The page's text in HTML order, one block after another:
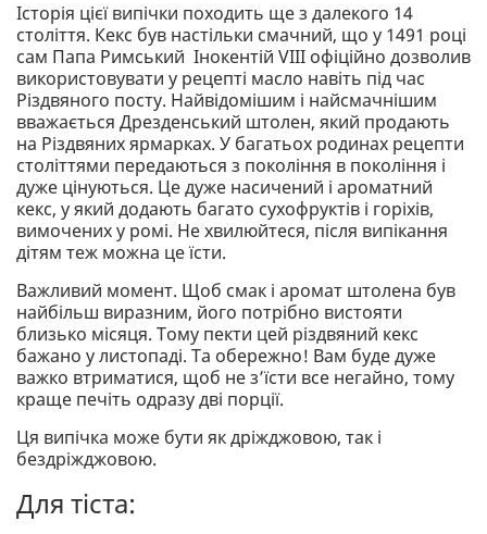
Історія цієї випічки походить ще з далекого 14
століття. Кекс був настільки смачний, що у 1491 році
сам Папа Римський Інокентій VIII офіційно дозволив
використовувати у рецепті масло навіть під час
Різдвяного посту. Найвідомішим і найсмачнішим
вважається Дрезденський штолен, який продають
на Різдвяних ярмарках. У багатьох родинах рецепти
століттями передаються з покоління в покоління і
дуже цінуються. Це дуже насичений і ароматний
кекс, у який додають багато сухофруктів і горіхів,
вимочених у ромі. Не хвилюйтеся, після випікання
дітям теж можна це їсти.
Важливий момент. Щоб смак і аромат штолена був
найбільш виразним, його потрібно вистояти
близько місяця. Тому пекти цей різдвяний кекс
бажано у листопаді. Та обережно! Вам буде дуже
важко втриматися, щоб не з’їсти все негайно, тому
краще печіть одразу дві порції.
Ця випічка може бути як дріжджовою, так і
бездріжджовою.
Для тіста: